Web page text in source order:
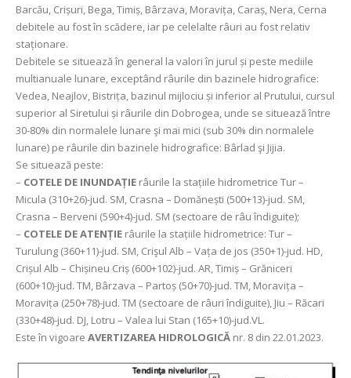
Barcău, Crișuri, Bega, Timiș, Bârzava, Moravița, Caraș, Nera, Cerna
debitele au fost în scădere, iar pe celelalte râuri au fost relativ
staționare.
Debitele se situează în general la valori în jurul și peste mediile
multianuale lunare, exceptând râurile din bazinele hidrografice:
Vedea, Neajlov, Bistrița, bazinul mijlociu și inferior al Prutului, cursul
superior al Siretului și râurile din Dobrogea, unde se situează între
30-80% din normalele lunare şi mai mici (sub 30% din normalele
lunare) pe râurile din bazinele hidrografice: Bârlad şi Jijia.
Se situează peste:
– COTELE DE INUNDAȚIE râurile la stațiile hidrometrice Tur –
Micula (310+26)-jud. SM, Crasna – Domănești (500+13)-jud. SM,
Crasna – Berveni (590+4)-jud. SM (sectoare de râu îndiguite);
– COTELE DE ATENȚIE râurile la stațiile hidrometrice: Tur –
Turulung (360+11)-jud. SM, Crişul Alb – Vața de jos (350+1)-jud. HD,
Crișul Alb – Chișineu Criș (600+102)-jud. AR, Timiș – Grăniceri
(600+10)-jud. TM, Bârzava – Partoș (50+70)-jud. TM, Moravița –
Moravița (250+78)-jud. TM (sectoare de râuri îndiguite), Jiu – Răcari
(330+48)-jud. DJ, Lotru – Valea lui Stan (165+10)-jud.VL.
Este în vigoare AVERTIZAREA HIDROLOGICĂ nr. 8 din 22.01.2023.